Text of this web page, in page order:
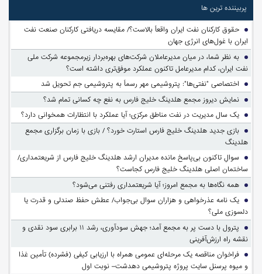
پربیننده ترین ها
حقوق کارکنان نفت ایران واقعاً بالاست؟/ مقایسه دریافتی کارکنان صنعت نفت
ایران با غول‌های انرژی جهان
به نظر شما، در میان مدیرعاملان شرکت‌های بهره‌بردار زیرمجموعه شرکت ملی
نفت ایران، کدام مدیرعامل تاکنون عملکرد موفق‌تری داشته است؟
اختصاصی "نفتی‌ها": پتروشیمی مهر رسماً به پتروشیمی جم تحویل شد
نمایش دیروز مجمع هلدینگ خلیج فارس به نفع چه کسانی تمام شد؟
یک سال مدیریت در نفت مناطق مرکزی؛ آیا عملکرد با انتظارات همخوانی دارد؟
بازی جدید هلدینگ خلیج فارس استارت خورد؟ / بازی با زمان برگزاری مجمع
هلدینگ
سوالِ تاکنون بی‌پاسخ مانده مدیران ارشد هلدینگ خلیج فارس از شریعتمداری/
ساختمان اصلی هلدینگ خلیج فارس کجاست؟
همه نگاه‌ها به مجمع امروز؛ آیا شریعتمداری رفتنی می‌شود؟
یک نامه عذرخواهی و هزاران سوال بی‌جواب/ عطش حفظ صندلی و قدرت یا
دلسوزی ملی؟
پترول با دست پر به مجمع آمد؛ جهش سودآوری، رشد ۱۱ برابری سود نقدی و
نقشه راه ارزش‌آفرینی
فراخوان مناقصه یک مرحله‌ای عمومی همراه با ارزیابی کیفی (فشرده) تأمین غذا
و میوه پرسنل سایت پروژه پتروشیمی دهدشت– نوبت اول